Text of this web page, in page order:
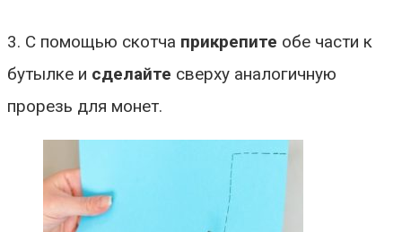
3. С помощью скотча прикрепите обе части к
бутылке и сделайте сверху аналогичную
прорезь для монет.